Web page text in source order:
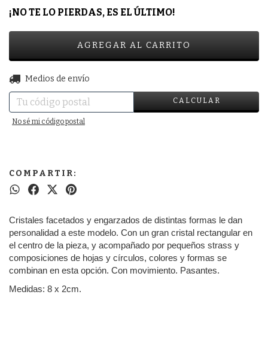
¡NO TE LO PIERDAS, ES EL ÚLTIMO!
Entregas para el CP:
Medios de envío
CALCULAR
No sé mi código postal
COMPARTIR:
Cristales facetados y engarzados de distintas formas le dan
personalidad a este modelo. Con un gran cristal rectangular en
el centro de la pieza, y acompañado por pequeños strass y
composiciones de hojas y círculos, colores y formas se
combinan en esta opción. Con movimiento. Pasantes.
Medidas: 8 x 2cm.